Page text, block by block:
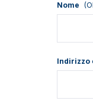
Nome
Indirizzo